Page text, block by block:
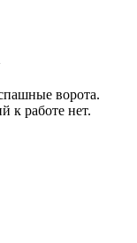
ворота.
к работе нет.